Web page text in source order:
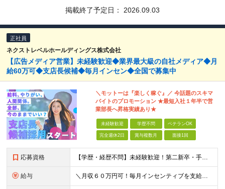
掲載終了予定日： 2026.09.03
正社員
ネクストレベルホールディングス株式会社
【広告メディア営業】未経験歓迎◆業界最大級の自社メディア◆月
給60万可◆支店長候補◆毎月インセン◆全国で募集中
＼モットーは『楽しく稼ぐ』／ 今話題のスキマ
バイトのプロモーション ★最短⼊社１年半で営
業部⻑へ昇格実績あり★
未経験歓迎 学歴不問 ベテランOK
完全週休2日 賞与複数月 面接1回
応募資格 【学歴・経歴不問】未経験歓迎！第⼆新卒・⼿に職をつけたい・新たな挑戦者⼤歓迎！⼈柄・意欲重視の採⽤♪ ＼これまでの経験・スキルは⼀切不問／ 新たな⼀歩を全⼒で応援します！ ★経歴・学歴不問 ★未経
給与 ＼⽉収６０万円可！毎⽉インセンティブを⽀給／ ⽉給３０万円〜+ダブルインセンティブ（個⼈+⽀店達成率に応じて） ※営業⼿当含む ▼下記固定残業代を含みます ・関東圏：5万8000円〜（⽉36h分）＋